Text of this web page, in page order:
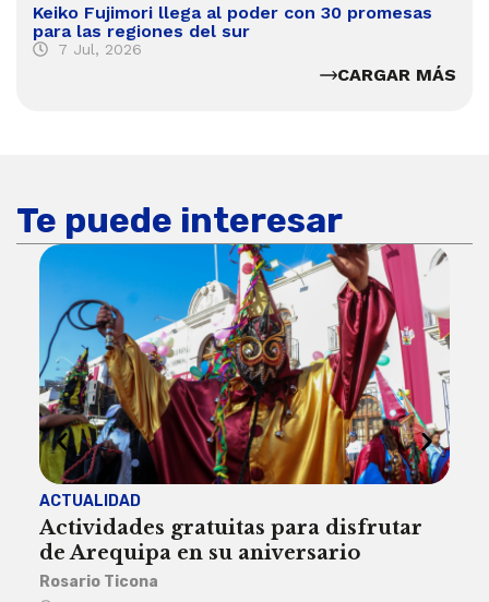
Keiko Fujimori llega al poder con 30 promesas
para las regiones del sur
7 Jul, 2026
CARGAR MÁS
Te puede interesar
ACTUALIDAD
Actividades gratuitas para disfrutar
de Arequipa en su aniversario
Rosario Ticona